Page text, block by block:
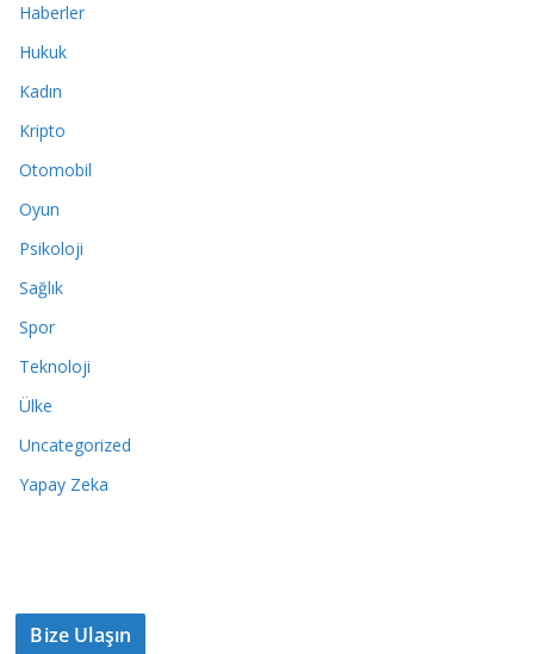
Haberler
Hukuk
Kadın
Kripto
Otomobil
Oyun
Psikoloji
Sağlık
Spor
Teknoloji
Ülke
Uncategorized
Yapay Zeka
Bize Ulaşın